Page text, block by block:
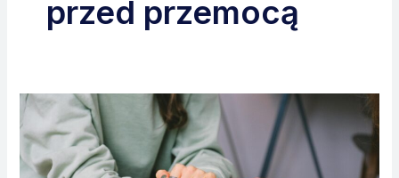
przed przemocą
przemocy
wobec
dzieci